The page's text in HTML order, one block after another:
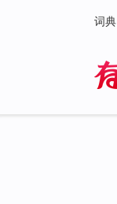
词典